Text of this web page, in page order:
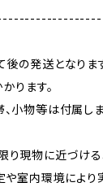
の発送となりま
ります。
小物等は付属しま
現物に近づける
や室内環境によ